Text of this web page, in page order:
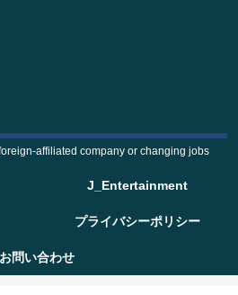
affiliated company or changing jobs
J_Entertainment
プライバシーポリシー
お問い合わせ